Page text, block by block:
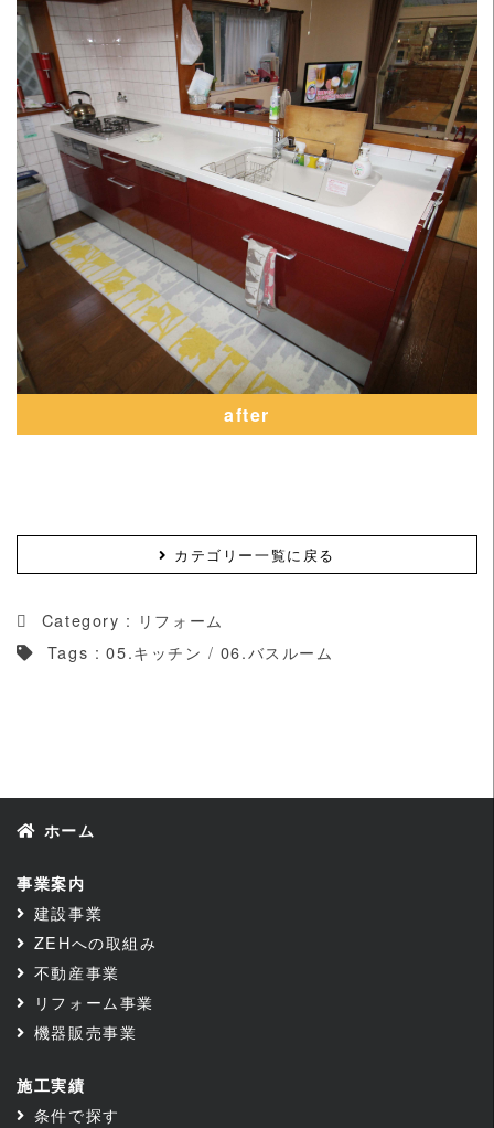
after
カテゴリー一覧に戻る
Category : リフォーム
Tags : 05.キッチン / 06.バスルーム
ホーム
事業案内
建設事業
ZEHへの取組み
不動産事業
リフォーム事業
機器販売事業
施工実績
条件で探す